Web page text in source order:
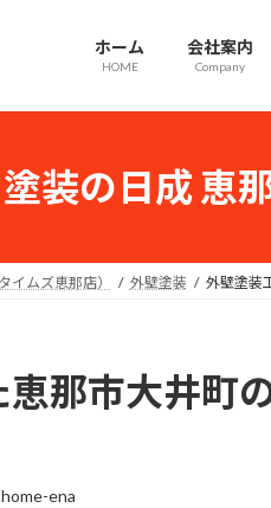
ホーム
HOME
会社案内
Company
装の日成 恵
イムズ恵那店） 外壁塗装 外壁塗装
那市大井町
ena